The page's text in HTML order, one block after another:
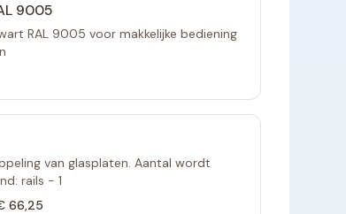
9005
RAL 9005 voor makkelijke bediening
van glasplaten. Aantal wordt
rails - 1
66,25